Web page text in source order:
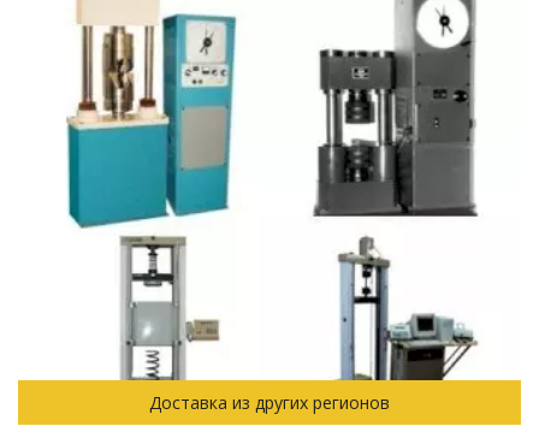
Доставка из других регионов